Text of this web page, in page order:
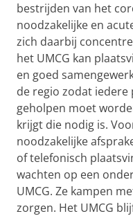
bestrijden van het
noodzakelijke en
zich daarbij
het UMCG kan
en goed
de regio zodat iedere
geholpen moet
krijgt die nodig is.
noodzakelijke
of telefonisch
wachten op een
UMCG. Ze kampen
zorgen. Het UMCG